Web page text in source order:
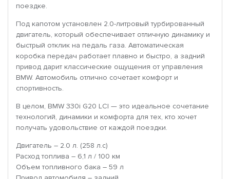
поездке.
Под капотом установлен 2.0-литровый турбированный
двигатель, который обеспечивает отличную динамику и
быстрый отклик на педаль газа. Автоматическая
коробка передач работает плавно и быстро, а задний
привод дарит классические ощущения от управления
BMW. Автомобиль отлично сочетает комфорт и
спортивность.
В целом, BMW 330i G20 LCI — это идеальное сочетание
технологий, динамики и комфорта для тех, кто хочет
получать удовольствие от каждой поездки.
Двигатель – 2.0 л. (258 л.с)
Расход топлива – 6,1 л / 100 км
Объем топливного бака – 59 л